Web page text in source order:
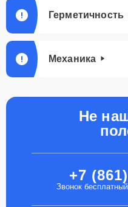
Герметичность
Механика
Не
+7
Звонок